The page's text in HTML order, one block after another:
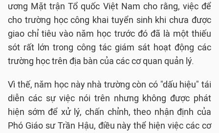
ương Mặt trận Tổ quốc Việt Nam cho rằng, việc để
cho trường học công khai tuyển sinh khi chưa được
giao chỉ tiêu vào năm học trước đó đã là một thiếu
sót rất lớn trong công tác giám sát hoạt động các
trường học trên địa bàn của các cơ quan quản lý.
Vì thế, năm học này nhà trường còn có "dấu hiệu" tái
diễn các sự việc nói trên nhưng không được phát
hiện sớm để xử lý, chấn chỉnh, theo nhận định của
Phó Giáo sư Trần Hậu, điều này thể hiện việc các cơ